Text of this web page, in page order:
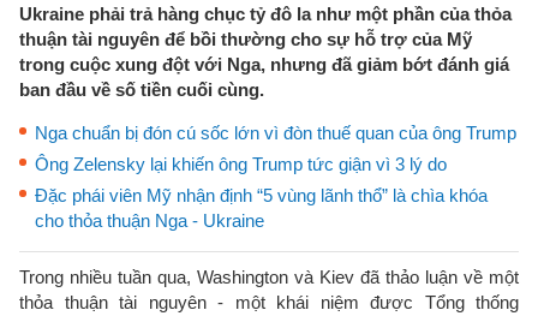
Ukraine phải trả hàng chục tỷ đô la như một phần của thỏa
thuận tài nguyên để bồi thường cho sự hỗ trợ của Mỹ
trong cuộc xung đột với Nga, nhưng đã giảm bớt đánh giá
ban đầu về số tiền cuối cùng.
Nga chuẩn bị đón cú sốc lớn vì đòn thuế quan của ông Trump
Ông Zelensky lại khiến ông Trump tức giận vì 3 lý do
Đặc phái viên Mỹ nhận định “5 vùng lãnh thổ” là chìa khóa
cho thỏa thuận Nga - Ukraine
Trong nhiều tuần qua, Washington và Kiev đã thảo luận về một
thỏa thuận tài nguyên - một khái niệm được Tổng thống